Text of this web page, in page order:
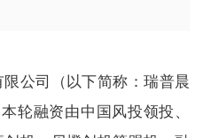
公司（以下简称：瑞普晨
轮融资由中国风投领投、